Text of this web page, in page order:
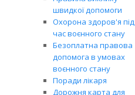
швидкої допомоги
Охорона здоров'я під
час воєнного стану
Безоплатна правова
допомога в умовах
воєнного стану
Поради лікаря
Дорожня карта для